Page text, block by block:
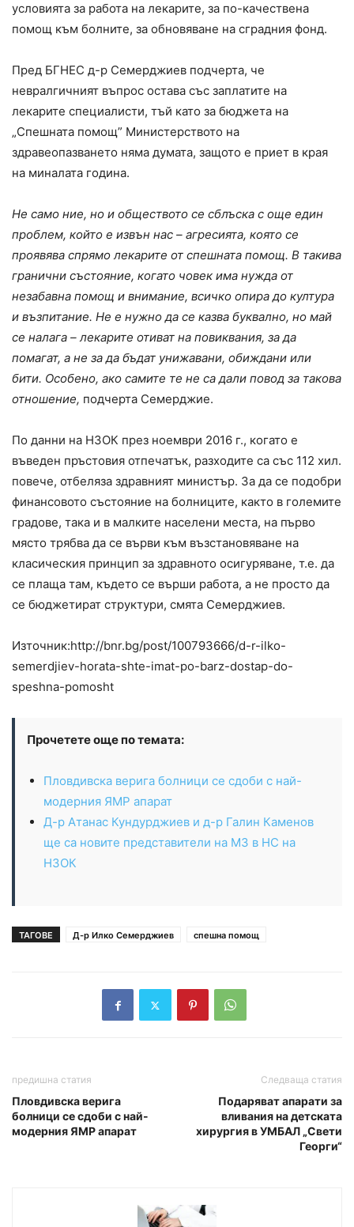
условията за работа на лекарите, за по-качествена
помощ към болните, за обновяване на сградния фонд.
Пред БГНЕС д-р Семерджиев подчерта, че
невралгичният въпрос остава със заплатите на
лекарите специалисти, тъй като за бюджета на
„Спешната помощ” Министерството на
здравеопазването няма думата, защото е приет в края
на миналата година.
Не само ние, но и обществото се сблъска с още един
проблем, който е извън нас – агресията, която се
проявява спрямо лекарите от спешната помощ. В такива
гранични състояние, когато човек има нужда от
незабавна помощ и внимание, всичко опира до култура
и възпитание. Не е нужно да се казва буквално, но май
се налага – лекарите отиват на повиквания, за да
помагат, а не за да бъдат унижавани, обиждани или
бити. Особено, ако самите те не са дали повод за такова
отношение, подчерта Семерджие.
По данни на НЗОК през ноември 2016 г., когато е
въведен пръстовия отпечатък, разходите са със 112 хил.
повече, отбеляза здравният министър. За да се подобри
финансовото състояние на болниците, както в големите
градове, така и в малките населени места, на първо
място трябва да се върви към възстановяване на
класическия принцип за здравното осигуряване, т.е. да
се плаща там, където се върши работа, а не просто да
се бюджетират структури, смята Семерджиев.
Източник:http://bnr.bg/post/100793666/d-r-ilko-
semerdjiev-horata-shte-imat-po-barz-dostap-do-
speshna-pomosht
Прочетете още по темата:
Пловдивска верига болници се сдоби с най-
модерния ЯМР апарат
Д-р Атанас Кундурджиев и д-р Галин Каменов
ще са новите представители на МЗ в НС на
НЗОК
ТАГОВЕ Д-р Илко Семерджиев спешна помощ
предишна статия
Пловдивска верига
болници се сдоби с най-
модерния ЯМР апарат
Следваща статия
Подаряват апарати за
вливания на детската
хирургия в УМБАЛ „Свети
Георги“